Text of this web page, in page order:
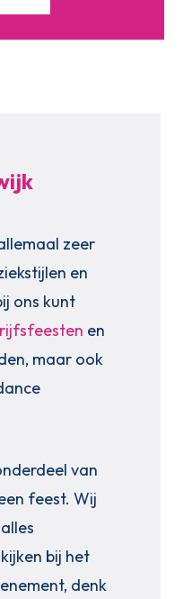
zeer
en
ons kunt
en
maar ook
van
feest. Wij
bij het
denk